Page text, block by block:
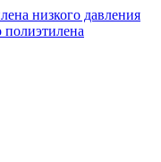
низкого давления
полиэтилена